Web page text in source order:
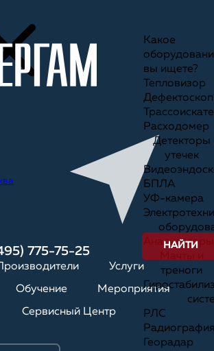
775-75-25
Производители Услуги
Обучение Мероприятия
Сервисный Центр
Какое
вы ищете?
Тепловизор
Дефектоскоп
Расходомер
Детекторы
утечек
БПЛА
УФ-камера
Анализаторы
треноги
РЛС
Георадар
НАЙТИ